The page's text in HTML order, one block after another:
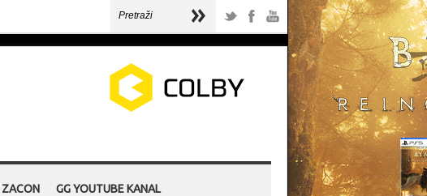
ZACON GG YOUTUBE KANAL